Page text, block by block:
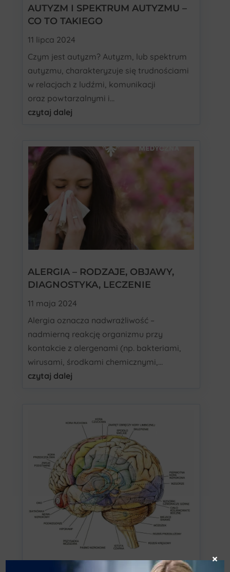
AUTYZM I SPEKTRUM AUTYZMU –
CO TO TAKIEGO
11 lipca 2024
Czym jest autyzm? Autyzm, lub spektrum
autyzmu, charakteryzuje się trudnościami
w relacjach z ludźmi, komunikacji
oraz powtarzalnymi i...
czytaj dalej
ALERGIA – RODZAJE, OBJAWY,
DIAGNOSTYKA, LECZENIE
11 maja 2024
Alergia oznacza nadwrażliwość –
nadmierną reakcję organizmu przy
kontakcie z alergenami (np. bakteriami,
wirusami, środkami chemicznymi,...
czytaj dalej
×